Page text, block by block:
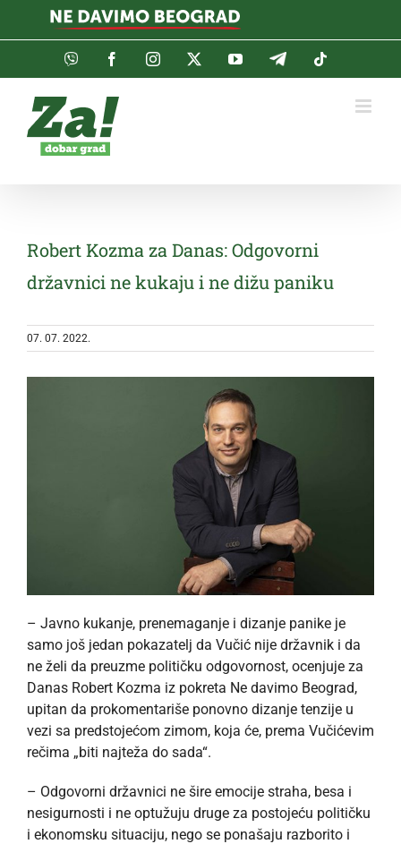
Viber FacebookInstagramTwitterYouTubeTelegram
Robert Kozma za Danas: Odgovorni
državnici ne kukaju i ne dižu paniku
07. 07. 2022.
– Javno kukanje, prenemaganje i dizanje panike je
samo još jedan pokazatelj da Vučić nije državnik i da
ne želi da preuzme političku odgovornost, ocenjuje za
Danas Robert Kozma iz pokreta Ne davimo Beograd,
upitan da prokomentariše ponovno dizanje tenzije u
vezi sa predstojećom zimom, koja će, prema Vučićevim
rečima „biti najteža do sada“.
– Odgovorni državnici ne šire emocije straha, besa i
nesigurnosti i ne optužuju druge za postojeću političku
i ekonomsku situaciju, nego se ponašaju razborito i